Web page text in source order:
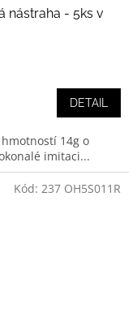
nástraha - 5ks v
DETAIL
14g o
imitaci...
Kód: 237 OH5S011R